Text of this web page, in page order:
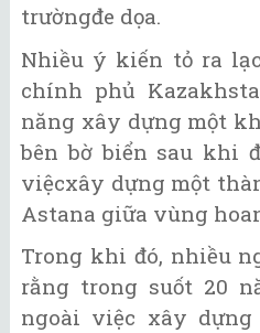
trườngđe dọa.
Nhiều ý kiến tỏ ra
chính phủ
năng xây dựng một
bên bờ biển sau khi
việcxây dựng một
Astana giữa vùng
Trong khi đó, nhiều
rằng trong suốt 20
ngoài việc xây